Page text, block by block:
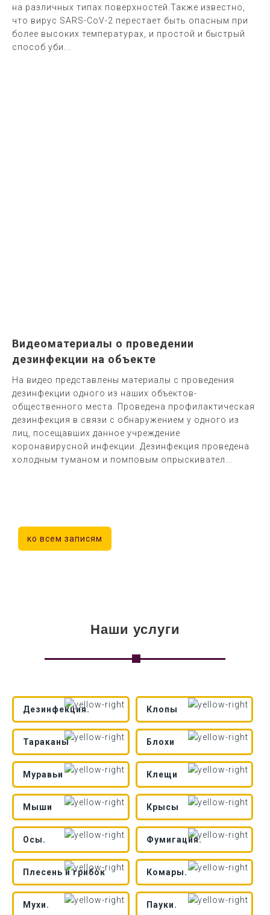
на различных типах поверхностей.Также известно,
что вирус SARS-CoV-2 перестает быть опасным при
более высоких температурах, и простой и быстрый
способ уби...
Видеоматериалы о проведении
дезинфекции на объекте
На видео представлены материалы с проведения
дезинфекции одного из наших объектов-
общественного места. Проведена профилактическая
дезинфекция в связи с обнаружением у одного из
лиц, посещавших данное учреждение
коронавирусной инфекции. Дезинфекция проведена
холодным туманом и помповым опрыскивател...
ко всем записям
Наши услуги
Дезинфекция. Клопы
Тараканы Блохи
Муравьи Клещи
Мыши Крысы
Осы. Фумигация.
Плесень и грибок Комары.
Мухи. Пауки.